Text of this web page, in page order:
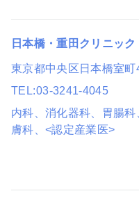
日本橋・重田クリニック
東京都中央区日本橋室
TEL 03-3241-4045
内科、消化器科、胃腸
膚科 、<認定産業医>